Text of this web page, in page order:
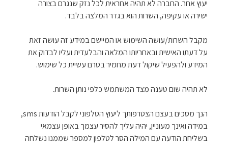
יעוץ אחר. החברה לא תהיה אחראית לכל נזק שנגרם בצורה
ישירה או עקיפה, השרות הוא בגדר המלצה בלבד.
מקבל השרות/עושה השימוש או המיישם במידע זה עושה זאת
על דעתו האישית ובאחריותו המלאה והבלעדית ועליו לבדוק את
המידע ולהפעיל שיקול דעת מחמיר בטרם עשיית כל שימוש.
לא תהיה שום טענה מצד המשתמש כלפי נותן השרות.
הנך מסכים בעצם הצטרפותך ליעוץ הטלפוני לקבל הודעות sms,
במידה ואינך מעוניין, יהיה עליך להסיר עצמך באופן עצמאי
בשליחת הודעה עם המילה הסר לטלפון למספר שממנו נשלחה